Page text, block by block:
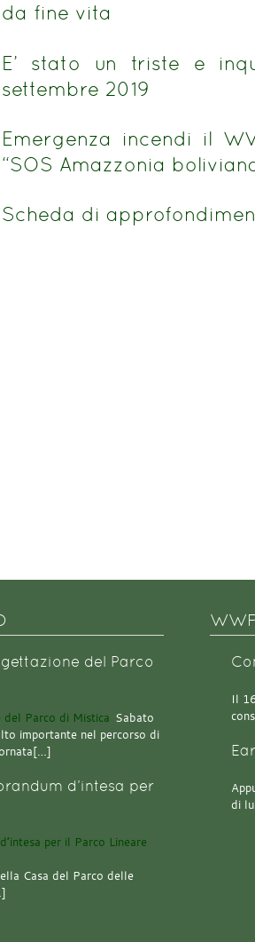
da fine vita
E’ stato un triste e
settembre 2019
Emergenza incendi il
“SOS Amazzonia
Scheda di
del Parco
Sabato
importante nel percorso di
d’intesa per
Casa del Parco delle
Il
di